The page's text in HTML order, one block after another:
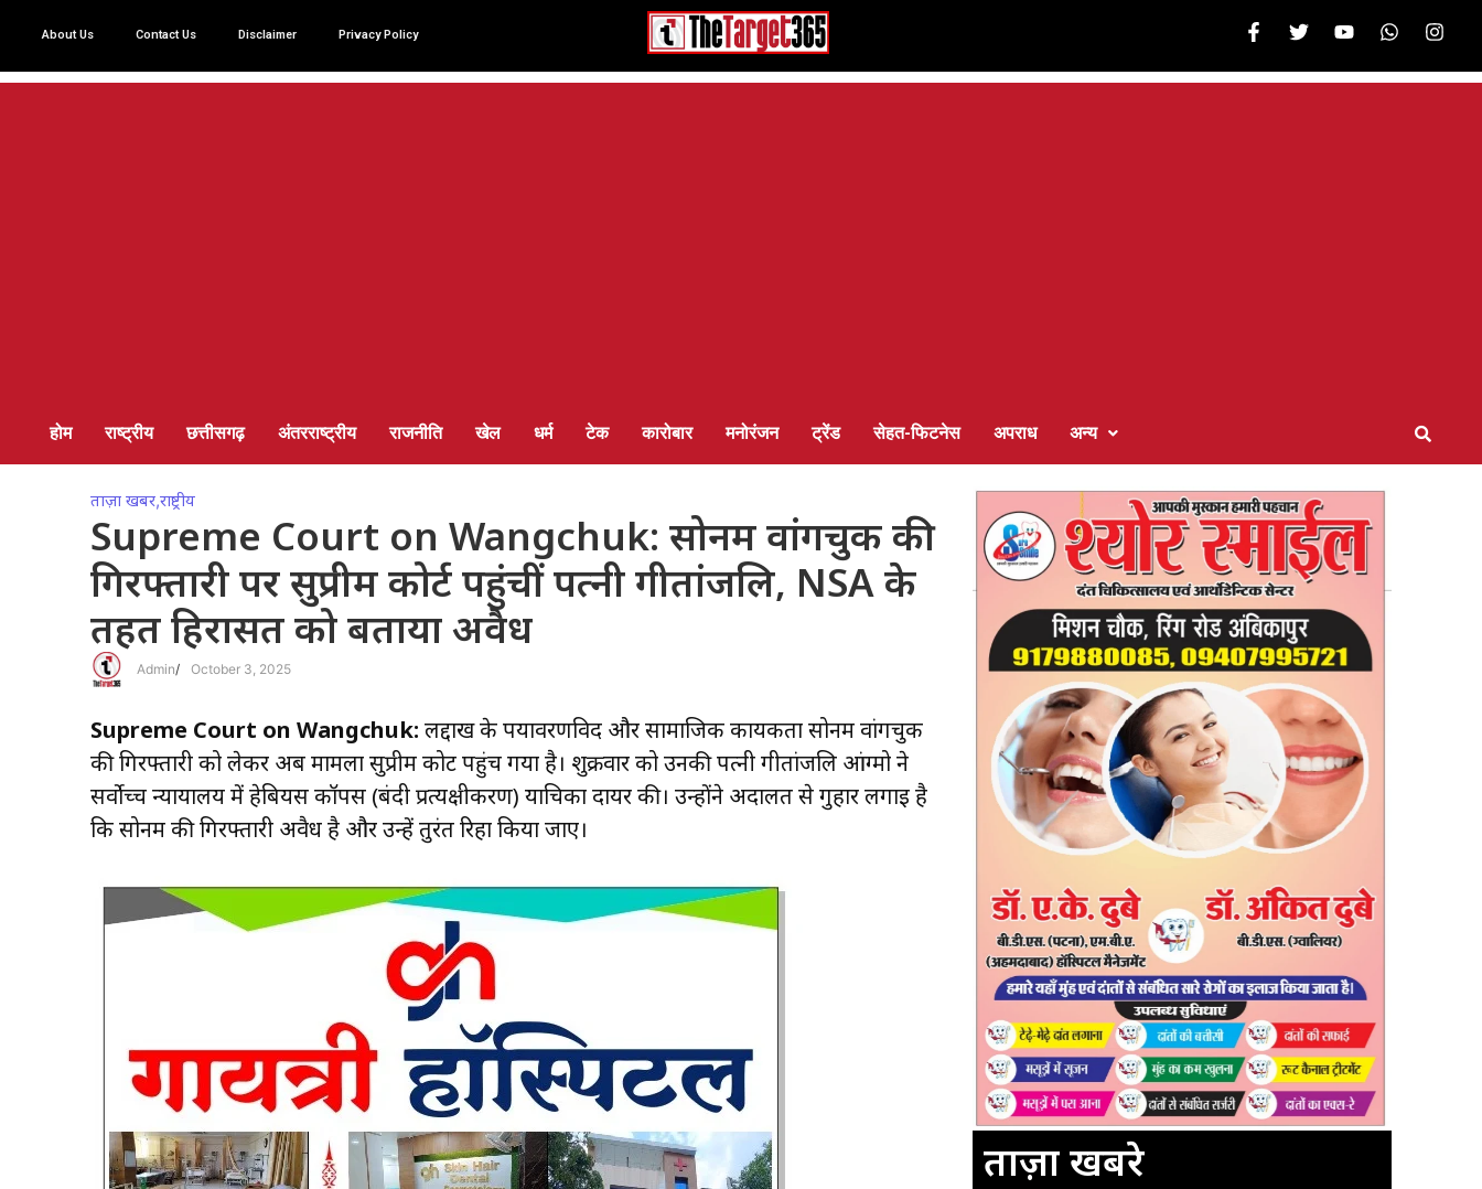
About Us Contact Us Disclaimer Privacy Policy
होम राष्ट्रीय छत्तीसगढ़ अंतरराष्ट्रीय राजनीति खेल धर्म टेक कारोबार मनोरंजन ट्रेंड सेहत-फिटनेस अपराध अन्य
ताज़ा खबर,राष्ट्रीय
Supreme Court on Wangchuk: सोनम वांगचुक की
गिरफ्तारी पर सुप्रीम कोर्ट पहुंचीं पत्नी गीतांजलि, NSA के
तहत हिरासत को बताया अवैध
Admin/ October 3, 2025
Supreme Court on Wangchuk: लद्दाख के पर्यावरणविद और सामाजिक कार्यकर्ता सोनम वांगचुक
की गिरफ्तारी को लेकर अब मामला सुप्रीम कोर्ट पहुंच गया है। शुक्रवार को उनकी पत्नी गीतांजलि आंग्मो ने
सर्वोच्च न्यायालय में हेबियस कॉर्पस (बंदी प्रत्यक्षीकरण) याचिका दायर की। उन्होंने अदालत से गुहार लगाई है
कि सोनम की गिरफ्तारी अवैध है और उन्हें तुरंत रिहा किया जाए।
ताज़ा खबरे